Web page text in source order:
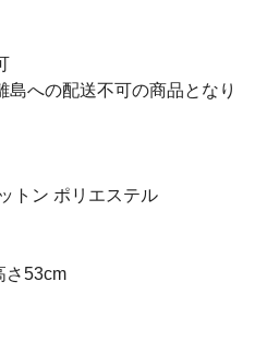
への配送不可の商品となり
トン ポリエステル
さ53cm